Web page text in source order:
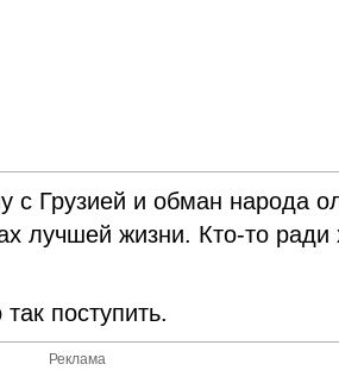
с Грузией и обман народа
лучшей жизни. Кто-то ради
поступить.
Реклама